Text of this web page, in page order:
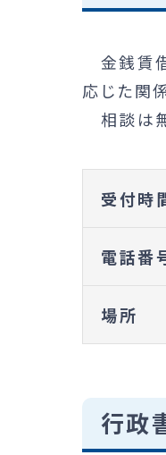
金銭賃
応じた関
相談は
受付時
電話番
場所
行政